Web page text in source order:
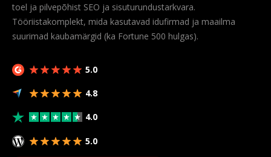
toel ja pilvepõhist SEO ja sisuturundustarkvara.
Tööriistakomplekt, mida kasutavad idufirmad ja maailma
suurimad kaubamärgid (ka Fortune 500 hulgas).
5.0
4.8
4.0
5.0